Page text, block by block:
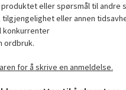
eller spørsmål til andre
tilgjengelighet eller annen
konkurrenter
ordbruk.
for å skrive en anmeldelse.